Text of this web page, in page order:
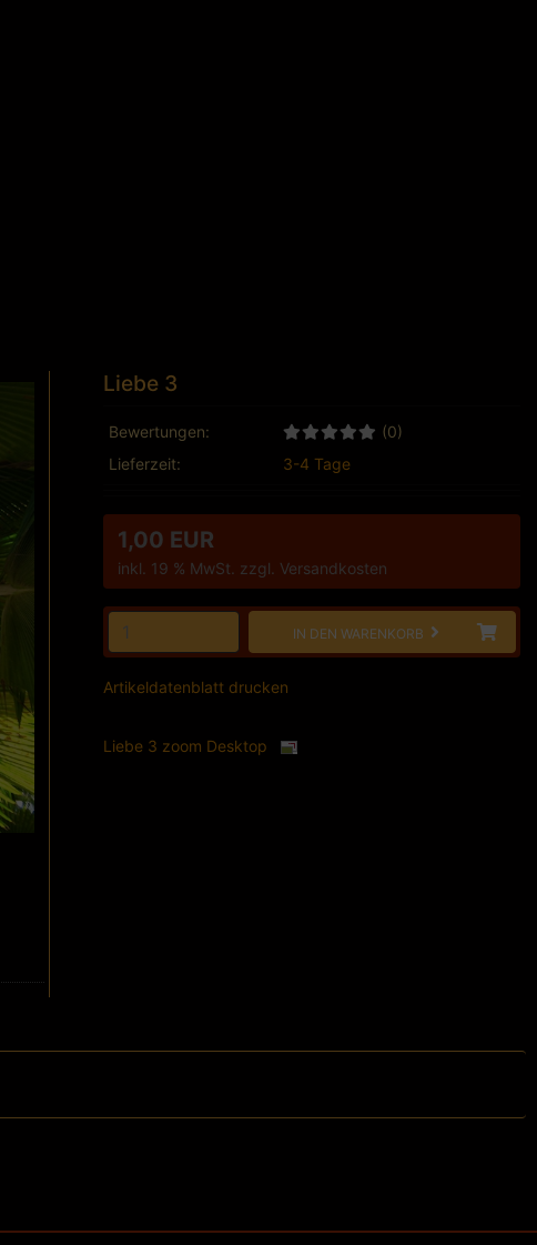
Liebe 3
Bewertungen:
(0)
Lieferzeit:
3-4 Tage
1,00 EUR
inkl. 19 % MwSt. zzgl. Versandkosten
IN DEN WARENKORB
Artikeldatenblatt drucken
Liebe 3 zoom Desktop